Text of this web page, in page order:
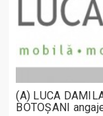
(A) LUCA
BOTOȘANI